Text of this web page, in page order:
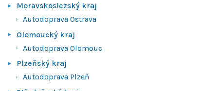
Moravskoslezský kraj
Autodoprava Ostrava
Olomoucký kraj
Autodoprava Olomouc
Plzeňský kraj
Autodoprava Plzeň